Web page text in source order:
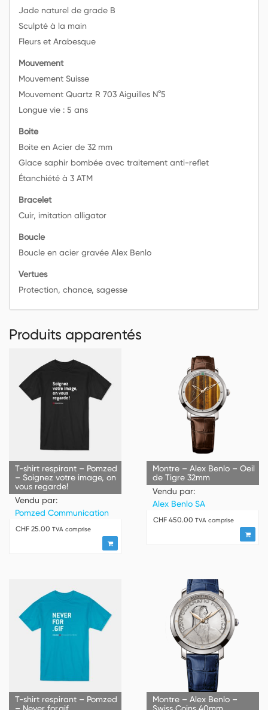
Jade naturel de grade B
Sculpté à la main
Fleurs et Arabesque
Mouvement
Mouvement Suisse
Mouvement Quartz R 703 Aiguilles N°5
Longue vie : 5 ans
Boite
Boite en Acier de 32 mm
Glace saphir bombée avec traitement anti-reflet
Étanchiété à 3 ATM
Bracelet
Cuir, imitation alligator
Boucle
Boucle en acier gravée Alex Benlo
Vertues
Protection, chance, sagesse
Produits apparentés
T-shirt respirant – Pomzed
– Soignez votre image, on
vous regarde!
Vendu par:
Pomzed Communication
CHF 25.00 TVA comprise
Montre – Alex Benlo – Oeil
de Tigre 32mm
Vendu par:
Alex Benlo SA
CHF 450.00 TVA comprise
T-shirt respirant – Pomzed
Montre – Alex Benlo –